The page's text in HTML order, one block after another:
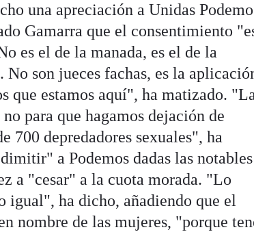
una apreciación a Unidas
Gamarra que el consentimiento
es el de la manada, es el de la
son jueces fachas, es la
que estamos aquí", ha matizado.
para que hagamos dejación de
700 depredadores sexuales", ha
a Podemos dadas las notables
a "cesar" a la cuota morada. "Lo
igual", ha dicho, añadiendo que el
nombre de las mujeres, "porque